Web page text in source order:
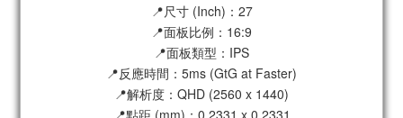
📍尺寸 (Inch)：27
📍面板比例：16:9
📍面板類型：IPS
📍反應時間：5ms (GtG at Faster)
📍解析度：QHD (2560 x 1440)
📍點距 (mm)：0.2331 x 0.2331